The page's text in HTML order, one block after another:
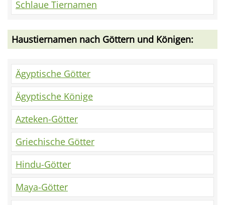
Schlaue Tiernamen
Haustiernamen nach Göttern und Königen:
Ägyptische Götter
Ägyptische Könige
Azteken-Götter
Griechische Götter
Hindu-Götter
Maya-Götter